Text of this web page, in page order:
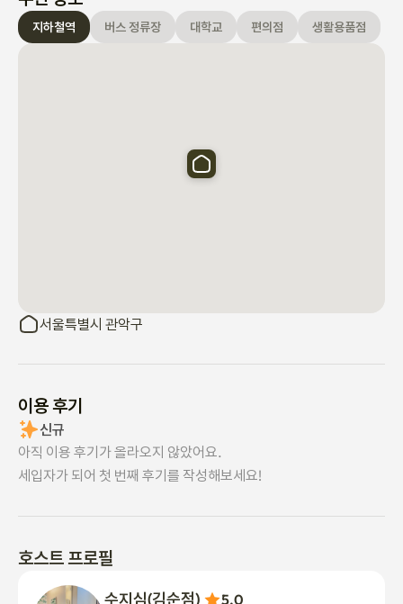
지하철역 버스 정류장 대학교 편의점 생활용품점
서울특별시 관악구
이용 후기
신규
아직 이용 후기가 올라오지 않았어요.
세입자가 되어 첫 번째 후기를 작성해보세요!
호스트 프로필
5.0